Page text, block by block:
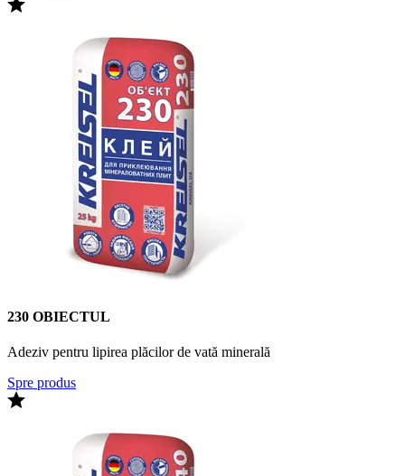
230 OBIECTUL
Adeziv pentru lipirea plăcilor de vată minerală
Spre produs